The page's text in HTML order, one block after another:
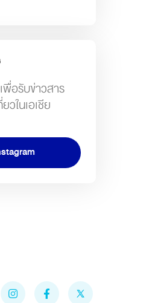
อรับข่าวสาร
วในเอเชีย
I
n
F
a